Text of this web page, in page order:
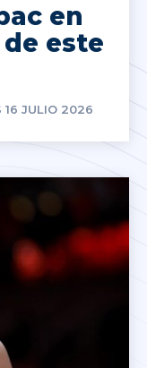
en
este
16 JULIO 2026